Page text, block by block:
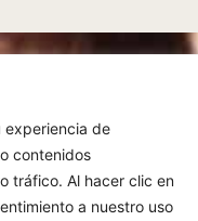
experiencia de
contenidos
tráfico. Al hacer clic en
a nuestro uso